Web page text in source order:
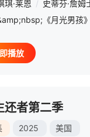
·雅各比 / 尤瓦·戈南 /
琪·莱恩 / 史蒂芬·詹姆
播放
还者第二季
2025 美国